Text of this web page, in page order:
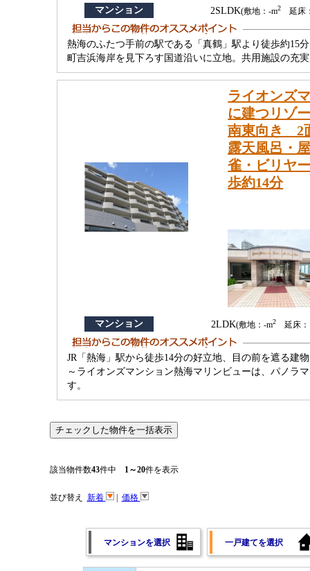
マンション 2SLDK(敷地：-m2延床
熱海のふたつ手前の駅である「真鶴」駅より徒歩約
町吉浜海岸を見下ろす国道沿いに立地。共用施設の充
ライオンズ
に建つリゾ
南東向き 2
露天風呂・
雀・ビリヤ
歩約14分
マンション 2LDK(敷地：-m2延床：
JR「熱海」駅から徒歩14分の好立地、目の前を遮る建
～ライオンズマンション熱海マリンビューは、パノラ
す。
該当物件数43件中 1～20件を表示
並び替え 新着 価格
マンションを選択 一戸建てを選択